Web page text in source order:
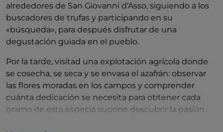
alrededores de San Giovanni d’Asso, siguiendo a los
buscadores de trufas y participando en su
«búsqueda», para después disfrutar de una
degustación guiada en el pueblo.
Por la tarde, visitad una explotación agrícola donde
se cosecha, se seca y se envasa el azafrán: observar
las flores moradas en los campos y comprender
cuánta dedicación se necesita para obtener cada
gramo de esta especia supone descubrir la pasión